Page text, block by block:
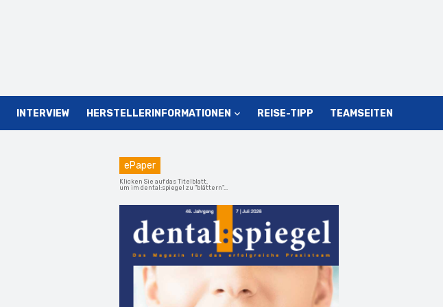
INTERVIEW HERSTELLERINFORMATIONEN REISE-TIPP TEAMSEITEN
ePaper
Klicken Sie auf das Titelblatt,
um im dental:spiegel zu "blättern"...